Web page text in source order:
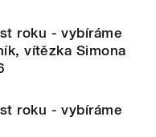
roku - vybíráme
vítězka Simona
roku - vybíráme